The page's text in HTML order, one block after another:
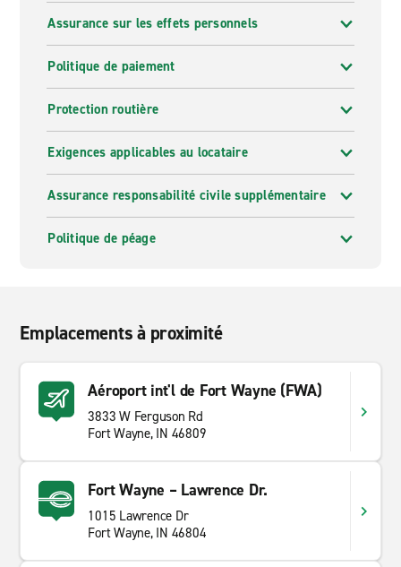
Assurance sur les effets personnels
Politique de paiement
Protection routière
Exigences applicables au locataire
Assurance responsabilité civile supplémentaire
Politique de péage
Emplacements à proximité
Aéroport int'l de Fort Wayne (FWA)
3833 W Ferguson Rd
Fort Wayne, IN 46809
Fort Wayne – Lawrence Dr.
1015 Lawrence Dr
Fort Wayne, IN 46804